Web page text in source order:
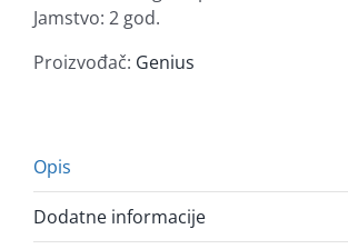
USB,
drveni
Jamstvo: 2 god.
Proizvođač: Genius
Opis
Dodatne informacije